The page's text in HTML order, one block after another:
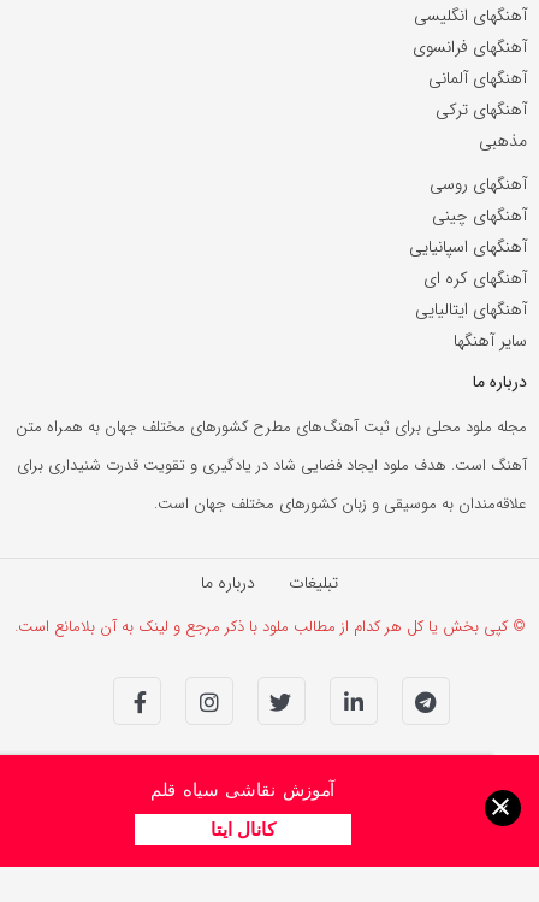
آهنگهای انگلیسی
آهنگهای فرانسوی
آهنگهای آلمانی
آهنگهای ترکی
مذهبی
آهنگهای روسی
آهنگهای چینی
آهنگهای اسپانیایی
آهنگهای کره ای
آهنگهای ایتالیایی
سایر آهنگها
درباره ما
مجله ملود محلی برای ثبت آهنگ‌های مطرح کشورهای مختلف جهان به همراه متن
آهنگ است. هدف ملود ایجاد فضایی شاد در یادگیری و تقویت قدرت شنیداری برای
علاقه‌مندان به موسیقی و زبان کشورهای مختلف جهان است.
تبلیغات درباره ما
© کپی بخش یا کل هر کدام از مطالب ملود با ذکر مرجع و لینک به آن بلامانع است.
آموزش نقاشی سیاه قلم
کانال ایتا
×